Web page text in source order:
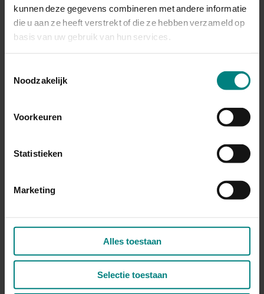
kunnen deze gegevens combineren met andere informatie
die u aan ze heeft verstrekt of die ze hebben verzameld op
basis van uw gebruik van hun services.
Noodzakelijk
Voorkeuren
Statistieken
Marketing
Alles toestaan
Selectie toestaan
Inventarisnummer 50
Soort akte Geboorteakte
Aktenummer
Aktedatum
Gemeente
Familienaam vader
Familienaam moeder Valk
Voornamen moeder Aaltje